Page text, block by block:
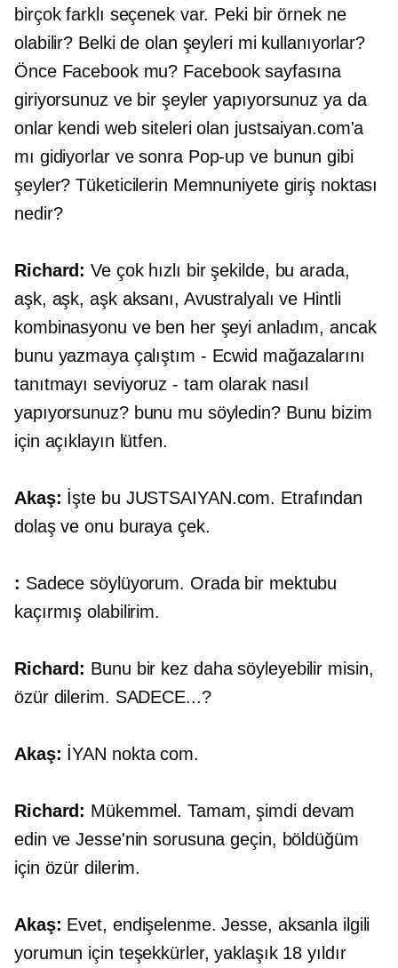
birçok farklı seçenek var. Peki bir örnek ne
olabilir? Belki de olan şeyleri mi kullanıyorlar?
Önce Facebook mu? Facebook sayfasına
giriyorsunuz ve bir şeyler yapıyorsunuz ya da
onlar kendi web siteleri olan justsaiyan.com'a
mı gidiyorlar ve sonra Pop-up ve bunun gibi
şeyler? Tüketicilerin Memnuniyete giriş noktası
nedir?
Richard: Ve çok hızlı bir şekilde, bu arada,
aşk, aşk, aşk aksanı, Avustralyalı ve Hintli
kombinasyonu ve ben her şeyi anladım, ancak
bunu yazmaya çalıştım - Ecwid mağazalarını
tanıtmayı seviyoruz - tam olarak nasıl
yapıyorsunuz? bunu mu söyledin? Bunu bizim
için açıklayın lütfen.
Akaş: İşte bu JUSTSAIYAN.com. Etrafından
dolaş ve onu buraya çek.
: Sadece söylüyorum. Orada bir mektubu
kaçırmış olabilirim.
Richard: Bunu bir kez daha söyleyebilir misin,
özür dilerim. SADECE...?
Akaş: İYAN nokta com.
Richard: Mükemmel. Tamam, şimdi devam
edin ve Jesse'nin sorusuna geçin, böldüğüm
için özür dilerim.
Akaş: Evet, endişelenme. Jesse, aksanla ilgili
yorumun için teşekkürler, yaklaşık 18 yıldır